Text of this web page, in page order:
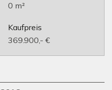
0 m²
Kaufpreis
369.900,- €